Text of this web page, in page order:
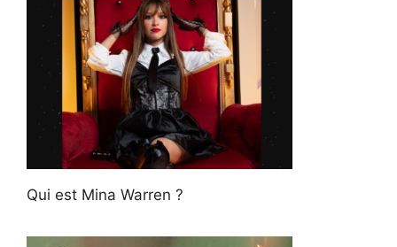
Qui est Mina Warren ?